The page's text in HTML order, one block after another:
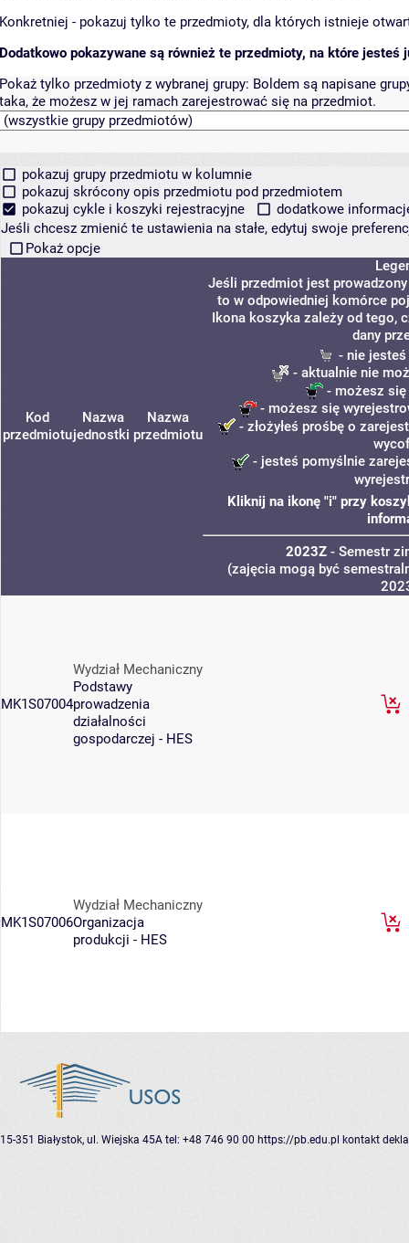
Konkretniej - pokazuj tylko te przedmioty, dla których istnieje
Dodatkowo pokazywane są również te przedmioty, na które jesteś
Pokaż tylko przedmioty z wybranej grupy: Boldem są napisane
taka, że możesz w jej ramach zarejestrować się na przedmiot.
pokazuj grupy przedmiotu w kolumnie
pokazuj skrócony opis przedmiotu pod przedmiotem
pokazuj cykle i koszyki rejestracyjne
dodatkowe
Jeśli chcesz zmienić te ustawienia na stałe, edytuj swoje
Pokaż opcje
Kod
przedmiotu
Nazwa
jednostki
Nazwa
przedmiotu
Jeśli przedmiot jest
to w odpowiedniej komórce
Ikona koszyka zależy od tego,
dany
- nie
- aktualnie nie
- możesz się
- możesz się
- złożyłeś prośbę o
- jesteś pomyślnie
Kliknij na ikonę "i" przy
2023Z - Semestr
(zajęcia mogą być
MK1S07004
Wydział Mechaniczny
Podstawy
prowadzenia
działalności
gospodarczej - HES
MK1S07006
Wydział Mechaniczny
Organizacja
produkcji - HES
15-351 Białystok, ul. Wiejska 45A tel: +48 746 90 00 https://pb.edu.pl kontakt